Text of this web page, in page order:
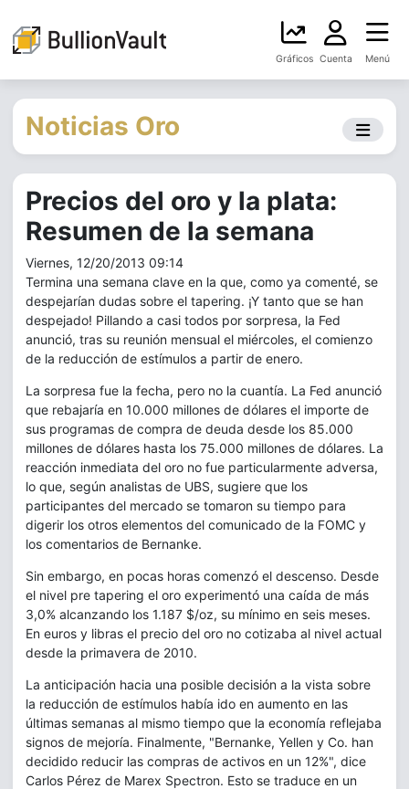
Gráficos Cuenta Menú
Noticias Oro
Precios del oro y la plata:
Resumen de la semana
Viernes, 12/20/2013 09:14
Termina una semana clave en la que, como ya comenté, se
despejarían dudas sobre el tapering. ¡Y tanto que se han
despejado! Pillando a casi todos por sorpresa, la Fed
anunció, tras su reunión mensual el miércoles, el comienzo
de la reducción de estímulos a partir de enero.
La sorpresa fue la fecha, pero no la cuantía. La Fed anunció
que rebajaría en 10.000 millones de dólares el importe de
sus programas de compra de deuda desde los 85.000
millones de dólares hasta los 75.000 millones de dólares. La
reacción inmediata del oro no fue particularmente adversa,
lo que, según analistas de UBS, sugiere que los
participantes del mercado se tomaron su tiempo para
digerir los otros elementos del comunicado de la FOMC y
los comentarios de Bernanke.
Sin embargo, en pocas horas comenzó el descenso. Desde
el nivel pre tapering el oro experimentó una caída de más
3,0% alcanzando los 1.187 $/oz, su mínimo en seis meses.
En euros y libras el precio del oro no cotizaba al nivel actual
desde la primavera de 2010.
La anticipación hacia una posible decisión a la vista sobre
la reducción de estímulos había ido en aumento en las
últimas semanas al mismo tiempo que la economía reflejaba
signos de mejoría. Finalmente, "Bernanke, Yellen y Co. han
decidido reducir las compras de activos en un 12%", dice
Carlos Pérez de Marex Spectron. Esto se traduce en un